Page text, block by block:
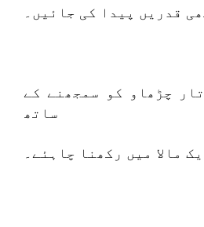
قدریں پیدا کی جائیں۔
چڑھاو کو سمجھنے کے
ساتھ
مالا میں رکھنا چاہئے۔